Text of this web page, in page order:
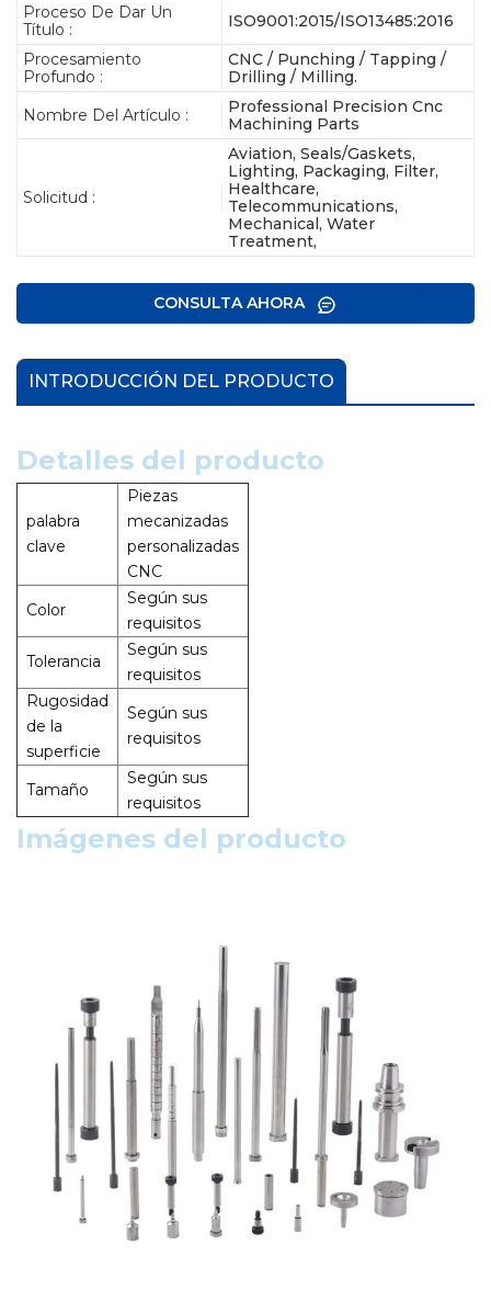
Proceso De Dar Un
Título :
ISO9001:2015/ISO13485:2016
Procesamiento
Profundo :
CNC / Punching / Tapping /
Drilling / Milling.
Nombre Del Artículo :
Professional Precision Cnc
Machining Parts
Solicitud :
Aviation, Seals/Gaskets,
Lighting, Packaging, Filter,
Healthcare,
Telecommunications,
Mechanical, Water
Treatment,
CONSULTA AHORA
INTRODUCCIÓN DEL PRODUCTO
Detalles del producto
palabra
clave
Piezas
mecanizadas
personalizadas
CNC
Color
Según sus
requisitos
Tolerancia
Según sus
requisitos
Rugosidad
de la
superficie
Según sus
requisitos
Tamaño
Según sus
requisitos
Imágenes del producto